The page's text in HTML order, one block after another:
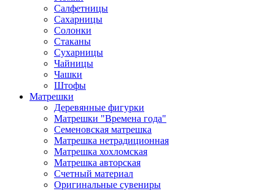
Салфетницы
Сахарницы
Солонки
Стаканы
Сухарницы
Чайницы
Чашки
Штофы
Матрешки
Деревянные фигурки
Матрешки "Времена года"
Семеновская матрешка
Матрешка нетрадиционная
Матрешка хохломская
Матрешка авторская
Счетный материал
Оригинальные сувениры